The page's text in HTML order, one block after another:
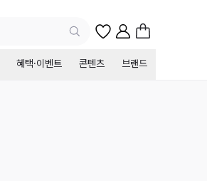
혜택·이벤트 콘텐츠 브랜드